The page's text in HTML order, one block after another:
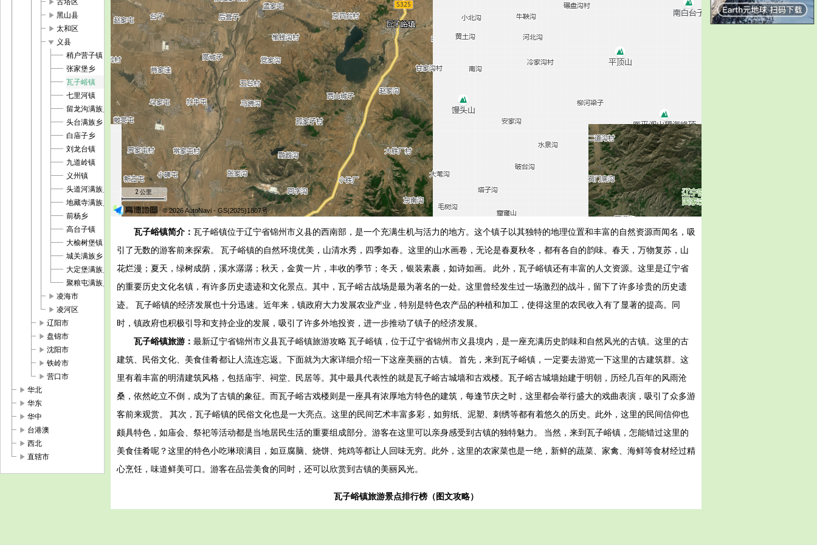
古塔区
play_arrow 黑山县
play_arrow 太和区
play_arrow 义县
稍户营子镇
张家堡乡
瓦子峪镇
七里河镇
留龙沟满族乡
头台满族乡
白庙子乡
刘龙台镇
九道岭镇
义州镇
头道河满族乡
地藏寺满族乡
前杨乡
高台子镇
大榆树堡镇
城关满族乡
大定堡满族乡
聚粮屯满族乡
play_arrow 凌海市
play_arrow 凌河区
play_arrow 辽阳市
play_arrow 盘锦市
play_arrow 沈阳市
play_arrow 铁岭市
play_arrow 营口市
play_arrow 华北
play_arrow 华东
play_arrow 华中
play_arrow 台港澳
play_arrow 西北
play_arrow 直辖市
2 公里
© 2026 AutoNavi - GS(2025)1807号
瓦子峪镇简介： 瓦子峪镇位于辽宁省锦州市义县的西南部，是一个充满生机与活力的地方。这个镇子以其独特的地理位置和丰富的自然资源而闻名，吸
引了无数的游客前来探索。 瓦子峪镇的自然环境优美，山清水秀，四季如春。这里的山水画卷，无论是春夏秋冬，都有各自的韵味。春天，万物复苏，山
花烂漫；夏天，绿树成荫，溪水潺潺；秋天，金黄一片，丰收的季节；冬天，银装素裹，如诗如画。 此外，瓦子峪镇还有丰富的人文资源。这里是辽宁省
的重要历史文化名镇，有许多历史遗迹和文化景点。其中，瓦子峪古战场是最为著名的一处。这里曾经发生过一场激烈的战斗，留下了许多珍贵的历史遗
迹。 瓦子峪镇的经济发展也十分迅速。近年来，镇政府大力发展农业产业，特别是特色农产品的种植和加工，使得这里的农民收入有了显著的提高。同
时，镇政府也积极引导和支持企业的发展，吸引了许多外地投资，进一步推动了镇子的经济发展。
瓦子峪镇旅游： 最新辽宁省锦州市义县瓦子峪镇旅游攻略 瓦子峪镇，位于辽宁省锦州市义县境内，是一座充满历史韵味和自然风光的古镇。这里的古
建筑、民俗文化、美食佳肴都让人流连忘返。下面就为大家详细介绍一下这座美丽的古镇。 首先，来到瓦子峪镇，一定要去游览一下这里的古建筑群。这
里有着丰富的明清建筑风格，包括庙宇、祠堂、民居等。其中最具代表性的就是瓦子峪古城墙和古戏楼。瓦子峪古城墙始建于明朝，历经几百年的风雨沧
桑，依然屹立不倒，成为了古镇的象征。而瓦子峪古戏楼则是一座具有浓厚地方特色的建筑，每逢节庆之时，这里都会举行盛大的戏曲表演，吸引了众多游
客前来观赏。 其次，瓦子峪镇的民俗文化也是一大亮点。这里的民间艺术丰富多彩，如剪纸、泥塑、刺绣等都有着悠久的历史。此外，这里的民间信仰也
颇具特色，如庙会、祭祀等活动都是当地居民生活的重要组成部分。游客在这里可以亲身感受到古镇的独特魅力。 当然，来到瓦子峪镇，怎能错过这里的
美食佳肴呢？这里的特色小吃琳琅满目，如豆腐脑、烧饼、炖鸡等都让人回味无穷。此外，这里的农家菜也是一绝，新鲜的蔬菜、家禽、海鲜等食材经过精
心烹饪，味道鲜美可口。游客在品尝美食的同时，还可以欣赏到古镇的美丽风光。
瓦子峪镇旅游景点排行榜（图文攻略）